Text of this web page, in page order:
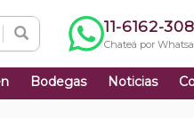
11-6162-
Chateá por
Bodegas Noticias